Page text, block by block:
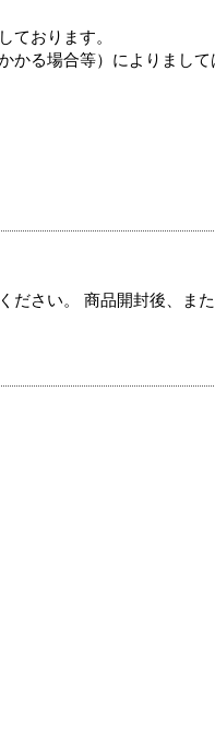
ております。
かる場合等）によりまし
ださい。 商品開封後、ま